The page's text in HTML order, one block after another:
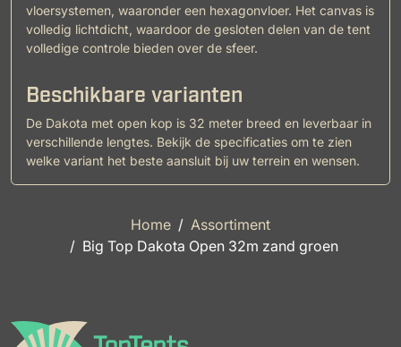
vloersystemen, waaronder een hexagonvloer. Het canvas is
volledig lichtdicht, waardoor de gesloten delen van de tent
volledige controle bieden over de sfeer.
Beschikbare varianten
De Dakota met open kop is 32 meter breed en leverbaar in
verschillende lengtes. Bekijk de specificaties om te zien
welke variant het beste aansluit bij uw terrein en wensen.
Home
Assortiment
Big Top Dakota Open 32m zand groen